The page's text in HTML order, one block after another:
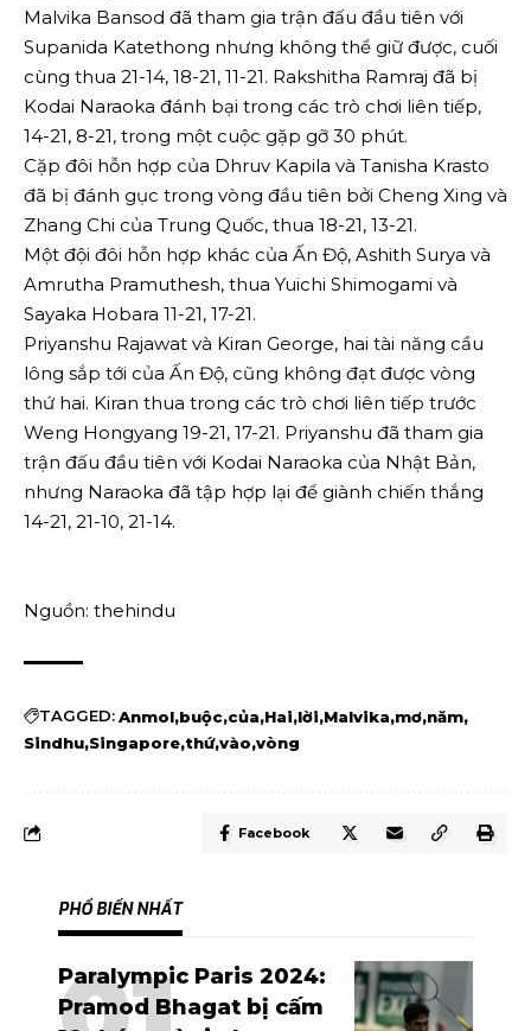
Malvika Bansod đã tham gia trận đấu đầu tiên với
Supanida Katethong nhưng không thể giữ được, cuối
cùng thua 21-14, 18-21, 11-21. Rakshitha Ramraj đã bị
Kodai Naraoka đánh bại trong các trò chơi liên tiếp,
14-21, 8-21, trong một cuộc gặp gỡ 30 phút.
Cặp đôi hỗn hợp của Dhruv Kapila và Tanisha Krasto
đã bị đánh gục trong vòng đầu tiên bởi Cheng Xing và
Zhang Chi của Trung Quốc, thua 18-21, 13-21.
Một đội đôi hỗn hợp khác của Ấn Độ, Ashith Surya và
Amrutha Pramuthesh, thua Yuichi Shimogami và
Sayaka Hobara 11-21, 17-21.
Priyanshu Rajawat và Kiran George, hai tài năng cầu
lông sắp tới của Ấn Độ, cũng không đạt được vòng
thứ hai. Kiran thua trong các trò chơi liên tiếp trước
Weng Hongyang 19-21, 17-21. Priyanshu đã tham gia
trận đấu đầu tiên với Kodai Naraoka của Nhật Bản,
nhưng Naraoka đã tập hợp lại để giành chiến thắng
14-21, 21-10, 21-14.
Nguồn: thehindu
TAGGED:Anmol buộc của Hai lời Malvika mơ năm
Sindhu Singapore thứ vào vòng
Facebook
PHỔ BIẾN NHẤT
Paralympic Paris 2024:
Pramod Bhagat bị cấm